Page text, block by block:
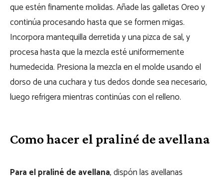
que estén finamente molidas. Añade las galletas Oreo y
continúa procesando hasta que se formen migas.
Incorpora mantequilla derretida y una pizca de sal, y
procesa hasta que la mezcla esté uniformemente
humedecida. Presiona la mezcla en el molde usando el
dorso de una cuchara y tus dedos donde sea necesario,
luego refrigera mientras continúas con el relleno.
Como hacer el praliné de avellana
Para el praliné de avellana, dispón las avellanas